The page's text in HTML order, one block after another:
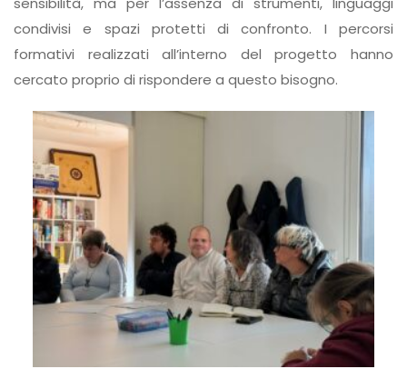
condivisi e spazi protetti di confronto. I percorsi
formativi realizzati all’interno del progetto hanno
cercato proprio di rispondere a questo bisogno.